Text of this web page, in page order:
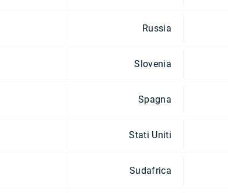
Russia
Slovenia
Spagna
Stati Uniti
Sudafrica